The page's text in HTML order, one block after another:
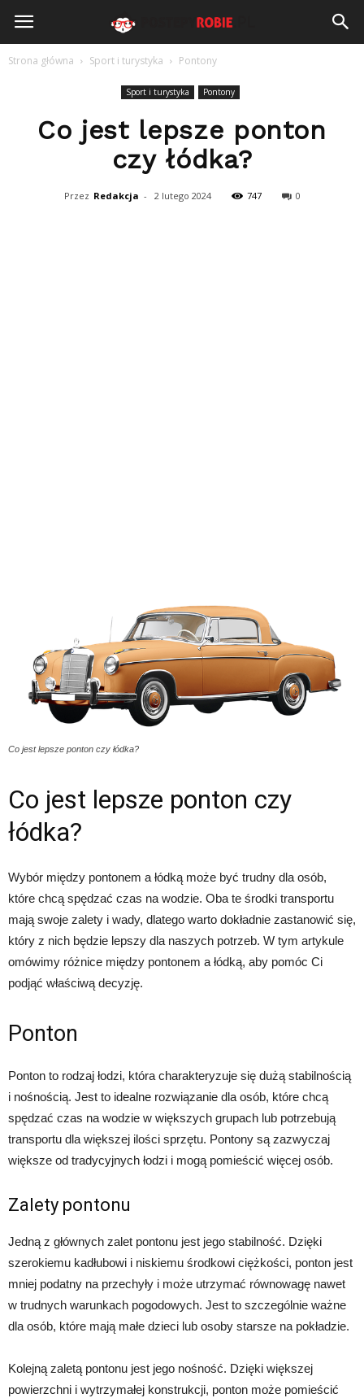
PostepyRobie.pl
Strona główna Sport i turystyka Pontony
Sport i turystyka Pontony
Co jest lepsze ponton
czy łódka?
Przez Redakcja - 2 lutego 2024 747 0
Co jest lepsze ponton czy łódka?
Co jest lepsze ponton czy
łódka?
Wybór między pontonem a łódką może być trudny dla osób,
które chcą spędzać czas na wodzie. Oba te środki transportu
mają swoje zalety i wady, dlatego warto dokładnie zastanowić się,
który z nich będzie lepszy dla naszych potrzeb. W tym artykule
omówimy różnice między pontonem a łódką, aby pomóc Ci
podjąć właściwą decyzję.
Ponton
Ponton to rodzaj łodzi, która charakteryzuje się dużą stabilnością
i nośnością. Jest to idealne rozwiązanie dla osób, które chcą
spędzać czas na wodzie w większych grupach lub potrzebują
transportu dla większej ilości sprzętu. Pontony są zazwyczaj
większe od tradycyjnych łodzi i mogą pomieścić więcej osób.
Zalety pontonu
Jedną z głównych zalet pontonu jest jego stabilność. Dzięki
szerokiemu kadłubowi i niskiemu środkowi ciężkości, ponton jest
mniej podatny na przechyły i może utrzymać równowagę nawet
w trudnych warunkach pogodowych. Jest to szczególnie ważne
dla osób, które mają małe dzieci lub osoby starsze na pokładzie.
Kolejną zaletą pontonu jest jego nośność. Dzięki większej
powierzchni i wytrzymałej konstrukcji, ponton może pomieścić